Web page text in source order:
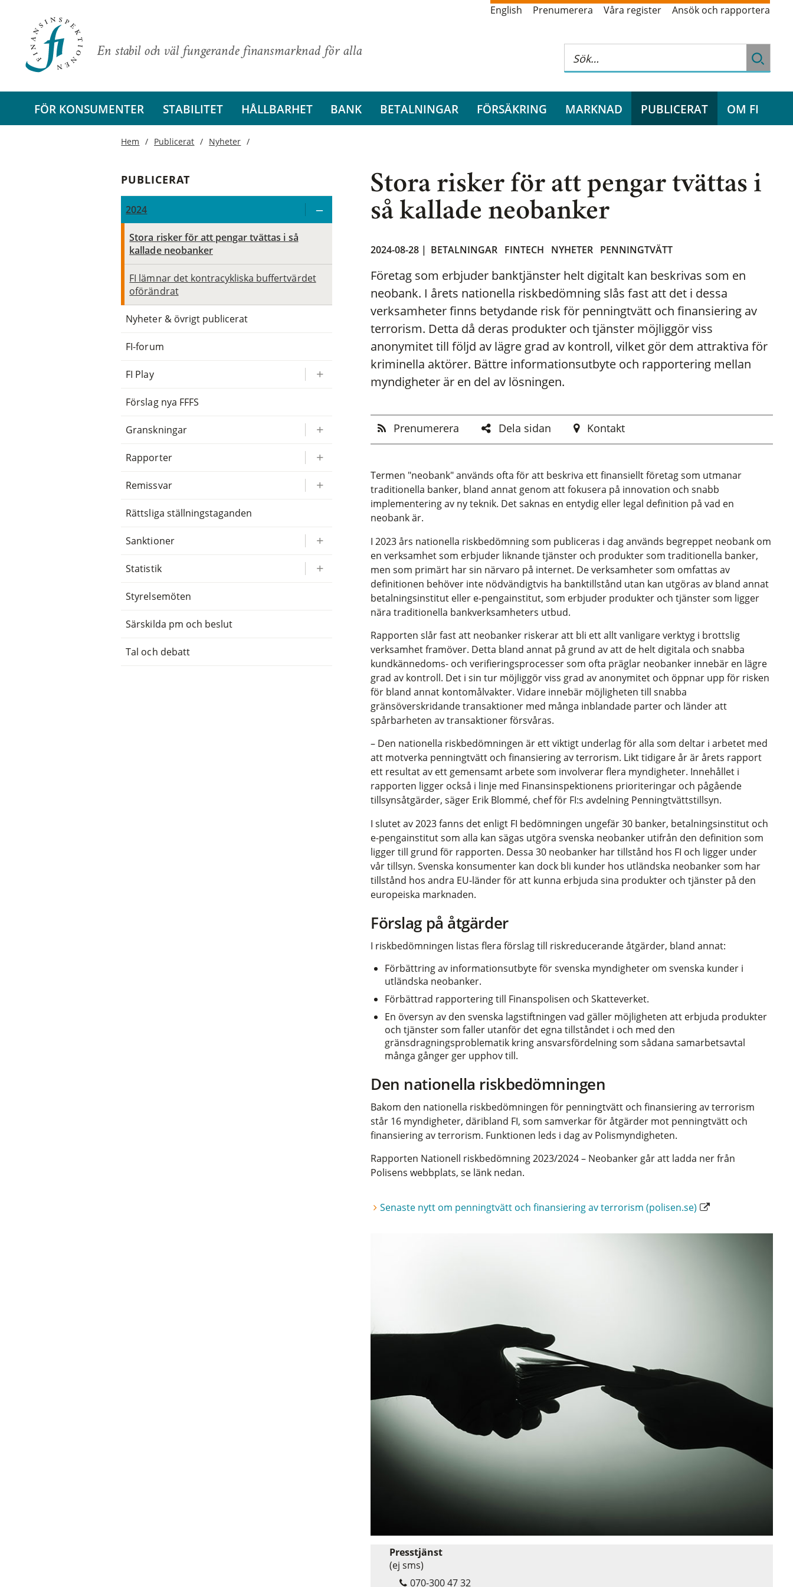
En stabil och väl fungerande finansmarknad för alla
English Prenumerera Våra register Ansök och rapportera
FÖR KONSUMENTER STABILITET HÅLLBARHET BANK BETALNINGAR FÖRSÄKRING MARKNAD PUBLICERAT OM FI
Stora risker för att pengar tvättas i
så kallade neobanker
2024-08-28 | BETALNINGAR FINTECH NYHETER PENNINGTVÄTT
Företag som erbjuder banktjänster helt digitalt kan beskrivas som en
neobank. I årets nationella riskbedömning slås fast att det i dessa
verksamheter finns betydande risk för penningtvätt och finansiering av
terrorism. Detta då deras produkter och tjänster möjliggör viss
anonymitet till följd av lägre grad av kontroll, vilket gör dem attraktiva för
kriminella aktörer. Bättre informationsutbyte och rapportering mellan
myndigheter är en del av lösningen.
Prenumerera Dela sidan Kontakt
Termen "neobank" används ofta för att beskriva ett finansiellt företag som utmanar
traditionella banker, bland annat genom att fokusera på innovation och snabb
implementering av ny teknik. Det saknas en entydig eller legal definition på vad en
neobank är.
I 2023 års nationella riskbedömning som publiceras i dag används begreppet neobank om
en verksamhet som erbjuder liknande tjänster och produkter som traditionella banker,
men som primärt har sin närvaro på internet. De verksamheter som omfattas av
definitionen behöver inte nödvändigtvis ha banktillstånd utan kan utgöras av bland annat
betalningsinstitut eller e-pengainstitut, som erbjuder produkter och tjänster som ligger
nära traditionella bankverksamheters utbud.
Rapporten slår fast att neobanker riskerar att bli ett allt vanligare verktyg i brottslig
verksamhet framöver. Detta bland annat på grund av att de helt digitala och snabba
kundkännedoms- och verifieringsprocesser som ofta präglar neobanker innebär en lägre
grad av kontroll. Det i sin tur möjliggör viss grad av anonymitet och öppnar upp för risken
för bland annat kontomålvakter. Vidare innebär möjligheten till snabba
gränsöverskridande transaktioner med många inblandade parter och länder att
spårbarheten av transaktioner försvåras.
– Den nationella riskbedömningen är ett viktigt underlag för alla som deltar i arbetet med
att motverka penningtvätt och finansiering av terrorism. Likt tidigare år är årets rapport
ett resultat av ett gemensamt arbete som involverar flera myndigheter. Innehållet i
rapporten ligger också i linje med Finansinspektionens prioriteringar och pågående
tillsynsåtgärder, säger Erik Blommé, chef för FI:s avdelning Penningtvättstillsyn.
I slutet av 2023 fanns det enligt FI bedömningen ungefär 30 banker, betalningsinstitut och
e-pengainstitut som alla kan sägas utgöra svenska neobanker utifrån den definition som
ligger till grund för rapporten. Dessa 30 neobanker har tillstånd hos FI och ligger under
vår tillsyn. Svenska konsumenter kan dock bli kunder hos utländska neobanker som har
tillstånd hos andra EU-länder för att kunna erbjuda sina produkter och tjänster på den
europeiska marknaden.
Förslag på åtgärder
I riskbedömningen listas flera förslag till riskreducerande åtgärder, bland annat:
Förbättring av informationsutbyte för svenska myndigheter om svenska kunder i
utländska neobanker.
Förbättrad rapportering till Finanspolisen och Skatteverket.
En översyn av den svenska lagstiftningen vad gäller möjligheten att erbjuda produkter
och tjänster som faller utanför det egna tillståndet i och med den
gränsdragningsproblematik kring ansvarsfördelning som sådana samarbetsavtal
många gånger ger upphov till.
Den nationella riskbedömningen
Bakom den nationella riskbedömningen för penningtvätt och finansiering av terrorism
står 16 myndigheter, däribland FI, som samverkar för åtgärder mot penningtvätt och
finansiering av terrorism. Funktionen leds i dag av Polismyndigheten.
Rapporten Nationell riskbedömning 2023/2024 – Neobanker går att ladda ner från
Polisens webbplats, se länk nedan.
Senaste nytt om penningtvätt och finansiering av terrorism (polisen.se)
Presstjänst
(ej sms)
070-300 47 32
Hem Publicerat Nyheter
PUBLICERAT
2024
Stora risker för att pengar tvättas i så
kallade neobanker
FI lämnar det kontracykliska buffertvärdet
oförändrat
Nyheter & övrigt publicerat
FI-forum
FI Play
Förslag nya FFFS
Granskningar
Rapporter
Remissvar
Rättsliga ställningstaganden
Sanktioner
Statistik
Styrelsemöten
Särskilda pm och beslut
Tal och debatt